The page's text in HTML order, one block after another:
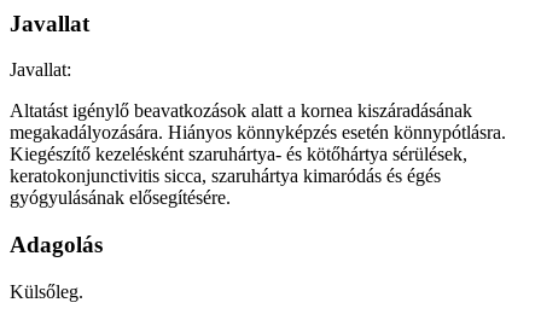
Javallat
Javallat:
Altatást igénylő beavatkozások alatt a kornea kiszáradásának
megakadályozására. Hiányos könnyképzés esetén könnypótlásra.
Kiegészítő kezelésként szaruhártya- és kötőhártya sérülések,
keratokonjunctivitis sicca, szaruhártya kimaródás és égés
gyógyulásának elősegítésére.
Adagolás
Külsőleg.